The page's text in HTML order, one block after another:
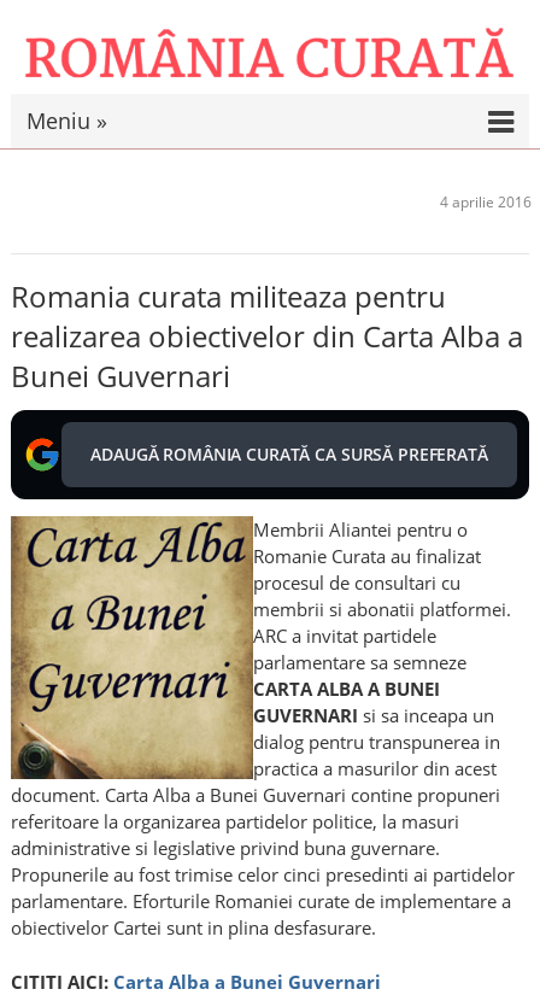
Meniu »
4 aprilie 2016
Romania curata militeaza pentru
realizarea obiectivelor din Carta Alba a
Bunei Guvernari
ADAUGĂ ROMÂNIA CURATĂ CA SURSĂ PREFERATĂ
Membrii Aliantei pentru o
Romanie Curata au finalizat
procesul de consultari cu
membrii si abonatii platformei.
ARC a invitat partidele
parlamentare sa semneze
CARTA ALBA A BUNEI
GUVERNARI si sa inceapa un
dialog pentru transpunerea in
practica a masurilor din acest
document. Carta Alba a Bunei Guvernari contine propuneri
referitoare la organizarea partidelor politice, la masuri
administrative si legislative privind buna guvernare.
Propunerile au fost trimise celor cinci presedinti ai partidelor
parlamentare. Eforturile Romaniei curate de implementare a
obiectivelor Cartei sunt in plina desfasurare.
CITITI AICI: Carta Alba a Bunei Guvernari